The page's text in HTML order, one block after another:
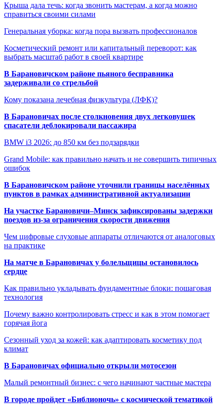
Крыша дала течь: когда звонить мастерам, а когда можно
справиться своими силами
Генеральная уборка: когда пора вызвать профессионалов
Косметический ремонт или капитальный переворот: как
выбрать масштаб работ в своей квартире
В Барановичском районе пьяного бесправника
задерживали со стрельбой
Кому показана лечебная физкультура (ЛФК)?
В Барановичах после столкновения двух легковушек
спасатели деблокировали пассажира
BMW i3 2026: до 850 км без подзарядки
Grand Mobile: как правильно начать и не совершить типичных
ошибок
В Барановичском районе уточнили границы населённых
пунктов в рамках административной актуализации
На участке Барановичи–Минск зафиксированы задержки
поездов из-за ограничения скорости движения
Чем цифровые слуховые аппараты отличаются от аналоговых
на практике
На матче в Барановичах у болельщицы остановилось
сердце
Как правильно укладывать фундаментные блоки: пошаговая
технология
Почему важно контролировать стресс и как в этом помогает
горячая йога
Сезонный уход за кожей: как адаптировать косметику под
климат
В Барановичах официально открыли мотосезон
Малый ремонтный бизнес: с чего начинают частные мастера
В городе пройдет «Библионочь» с космической тематикой